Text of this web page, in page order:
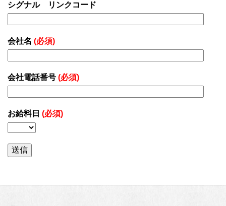
シグナル リンクコード
会社名 (必須)
会社電話番号 (必須)
お給料日 (必須)